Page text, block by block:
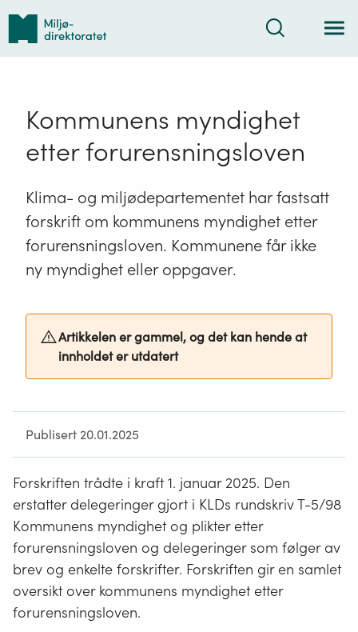
Tilbake
forsiden
Søk
Kommunens myndighet
etter forurensningsloven
Klima- og miljødepartementet har fastsatt
forskrift om kommunens myndighet etter
forurensningsloven. Kommunene får ikke
ny myndighet eller oppgaver.
Artikkelen er gammel, og det kan hende at
innholdet er utdatert
Publisert 20.01.2025
Forskriften trådte i kraft 1. januar 2025. Den
erstatter delegeringer gjort i KLDs rundskriv T-5/98
Kommunens myndighet og plikter etter
forurensningsloven og delegeringer som følger av
brev og enkelte forskrifter. Forskriften gir en samlet
oversikt over kommunens myndighet etter
forurensningsloven.